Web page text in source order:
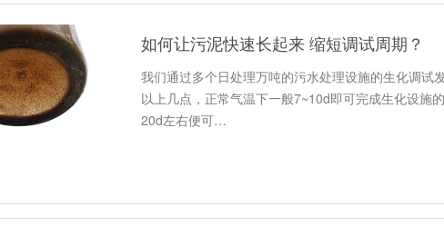
如何让污泥快速长起来 缩短调试周期？
我们通过多个日处理万吨的污水处理设施的生化调试
以上几点，正常气温下一般7~10d即可完成生化设施
20d左右便可…